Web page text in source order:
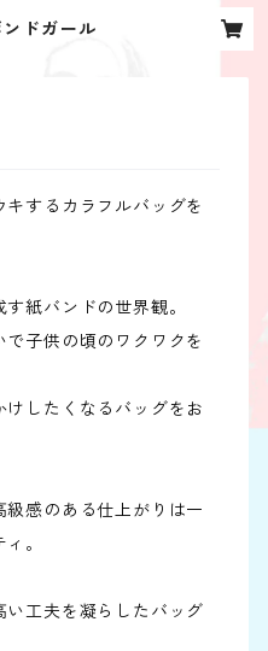
ドガール
するカラフルバッグを
紙バンドの世界観。
子供の頃のワクワクを
したくなるバッグをお
感のある仕上がりは一
。
工夫を凝らしたバッグ